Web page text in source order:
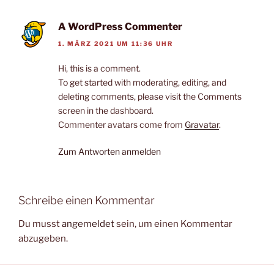
A WordPress Commenter
1. MÄRZ 2021 UM 11:36 UHR
Hi, this is a comment.
To get started with moderating, editing, and
deleting comments, please visit the Comments
screen in the dashboard.
Commenter avatars come from Gravatar.
Zum Antworten anmelden
Schreibe einen Kommentar
Du musstangemeldetsein, um einen Kommentar
abzugeben.